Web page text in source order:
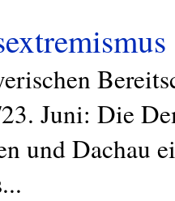
Juni: Die
und Dachau